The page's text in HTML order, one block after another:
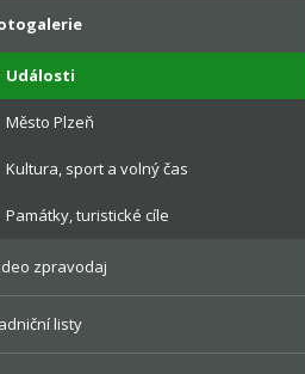
Události
Město Plzeň
Kultura, sport a volný čas
Památky, turistické cíle
zpravodaj
listy